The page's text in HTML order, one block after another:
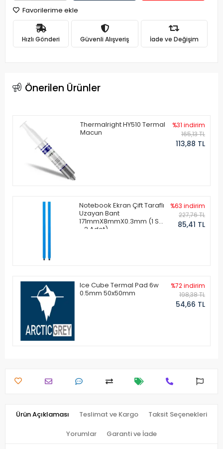
Favorilerime ekle
Hızlı Gönderi Güvenli Alışveriş İade ve Değişim
Önerilen Ürünler
Thermalright HY510 Termal
Macun
%31 indirim
165,13 TL
113,88 TL
Notebook Ekran Çift Taraflı
Uzayan Bant
171mmX8mmX0.3mm (1 Set
- 2 Adet)
%63 indirim
227,76 TL
85,41 TL
Ice Cube Termal Pad 6w
0.5mm 50x50mm
%72 indirim
198,38 TL
54,66 TL
Ürün Açıklaması Teslimat ve Kargo Taksit Seçenekleri
Yorumlar Garanti ve İade